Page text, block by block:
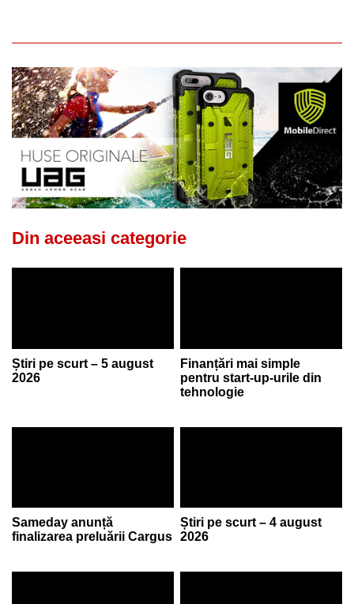
Din aceeasi categorie
Știri pe scurt – 5 august
2026
Finanțări mai simple
pentru start-up-urile din
tehnologie
Sameday anunță
finalizarea preluării Cargus
Știri pe scurt – 4 august
2026